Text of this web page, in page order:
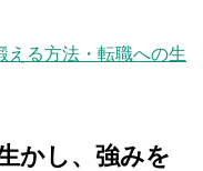
える方法・転職への生
かし、強みを